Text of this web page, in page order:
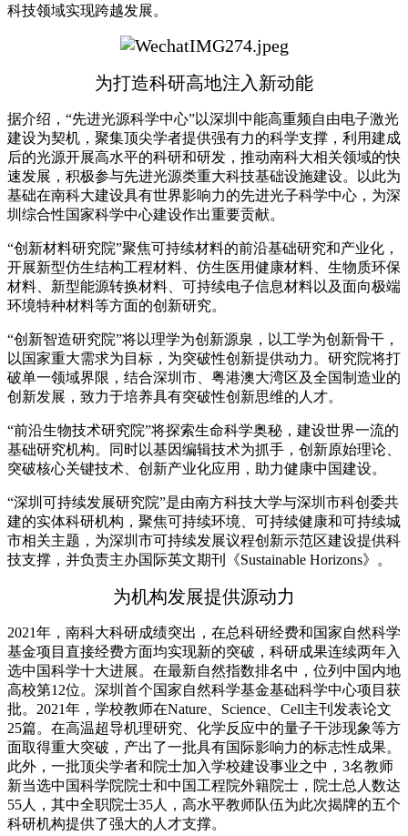
科技领域实现跨越发展。
为打造科研高地注入新动能
据介绍，“先进光源科学中心”以深圳中能高重频自由电子激光
建设为契机，聚集顶尖学者提供强有力的科学支撑，利用建成
后的光源开展高水平的科研和研发，推动南科大相关领域的快
速发展，积极参与先进光源类重大科技基础设施建设。以此为
基础在南科大建设具有世界影响力的先进光子科学中心，为深
圳综合性国家科学中心建设作出重要贡献。
“创新材料研究院”聚焦可持续材料的前沿基础研究和产业化，
开展新型仿生结构工程材料、仿生医用健康材料、生物质环保
材料、新型能源转换材料、可持续电子信息材料以及面向极端
环境特种材料等方面的创新研究。
“创新智造研究院”将以理学为创新源泉，以工学为创新骨干，
以国家重大需求为目标，为突破性创新提供动力。研究院将打
破单一领域界限，结合深圳市、粤港澳大湾区及全国制造业的
创新发展，致力于培养具有突破性创新思维的人才。
“前沿生物技术研究院”将探索生命科学奥秘，建设世界一流的
基础研究机构。同时以基因编辑技术为抓手，创新原始理论、
突破核心关键技术、创新产业化应用，助力健康中国建设。
“深圳可持续发展研究院”是由南方科技大学与深圳市科创委共
建的实体科研机构，聚焦可持续环境、可持续健康和可持续城
市相关主题，为深圳市可持续发展议程创新示范区建设提供科
技支撑，并负责主办国际英文期刊《Sustainable Horizons》。
为机构发展提供源动力
2021年，南科大科研成绩突出，在总科研经费和国家自然科学
基金项目直接经费方面均实现新的突破，科研成果连续两年入
选中国科学十大进展。在最新自然指数排名中，位列中国内地
高校第12位。深圳首个国家自然科学基金基础科学中心项目获
批。2021年，学校教师在Nature、Science、Cell主刊发表论文
25篇。在高温超导机理研究、化学反应中的量子干涉现象等方
面取得重大突破，产出了一批具有国际影响力的标志性成果。
此外，一批顶尖学者和院士加入学校建设事业之中，3名教师
新当选中国科学院院士和中国工程院外籍院士，院士总人数达
55人，其中全职院士35人，高水平教师队伍为此次揭牌的五个
科研机构提供了强大的人才支撑。